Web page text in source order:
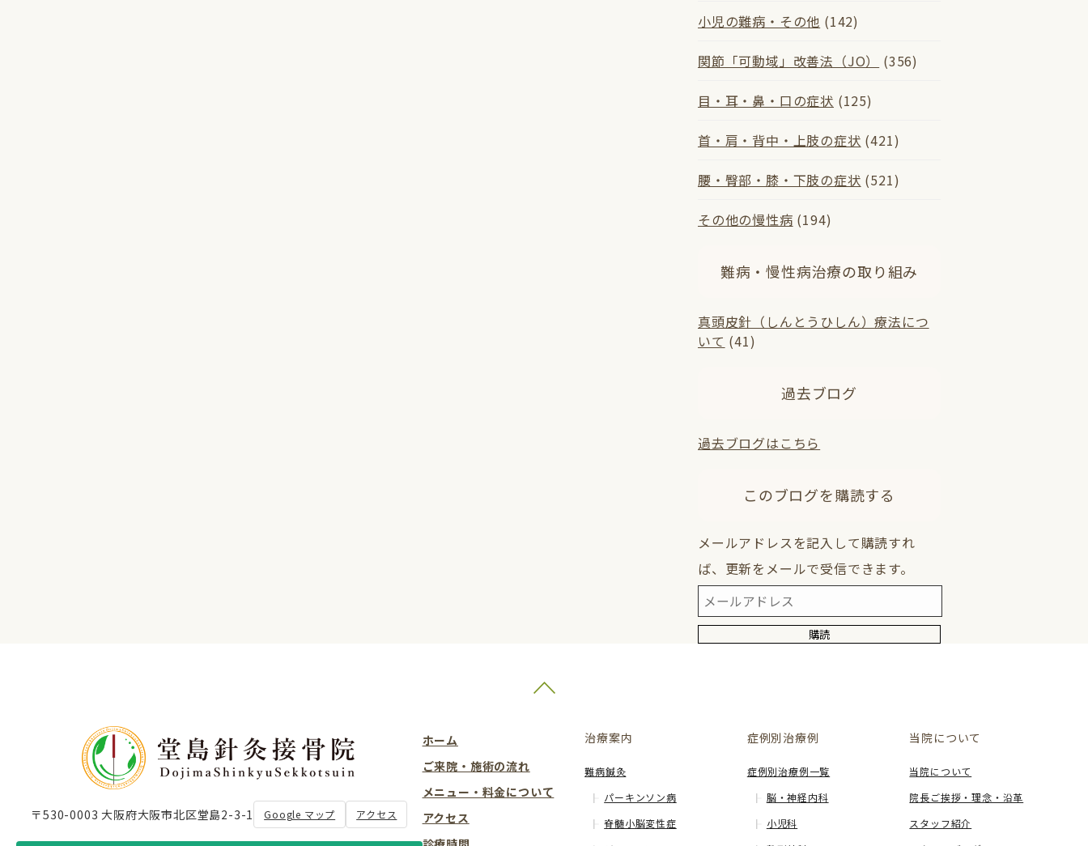
小児の難病・その他 (142)
関節「可動域」改善法（JO） (356)
目・耳・鼻・口の症状 (125)
首・肩・背中・上肢の症状 (421)
腰・臀部・膝・下肢の症状 (521)
その他の慢性病 (194)
難病・慢性病治療の取り組み
真頭皮針（しんとうひしん）療法につ
いて (41)
過去ブログ
過去ブログはこちら
このブログを購読する
メールアドレスを記入して購読すれ
ば、更新をメールで受信できます。
購読
〒530-0003 大阪府大阪市北区堂島2-3-1 Google マップ アクセス
ホーム
ご来院・施術の流れ
メニュー・料金について
アクセス
治療案内
難病鍼灸
パーキンソン病
脊髄小脳変性症
症例別治療例
症例別治療例一覧
脳・神経内科
小児科
当院について
当院について
院長ご挨拶・理念・沿革
スタッフ紹介